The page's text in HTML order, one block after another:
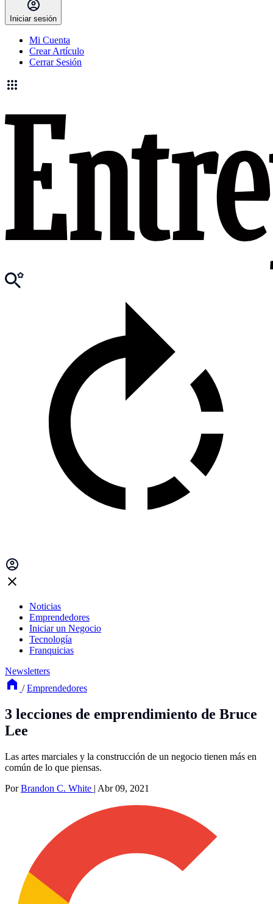
Iniciar sesión
Mi Cuenta
Crear Artículo
Cerrar Sesión
Noticias
Emprendedores
Iniciar un Negocio
Tecnología
Franquicias
Newsletters
/ Emprendedores
3 lecciones de emprendimiento de Bruce
Lee
Las artes marciales y la construcción de un negocio tienen más en
común de lo que piensas.
PorBrandon C. White | Abr 09, 2021